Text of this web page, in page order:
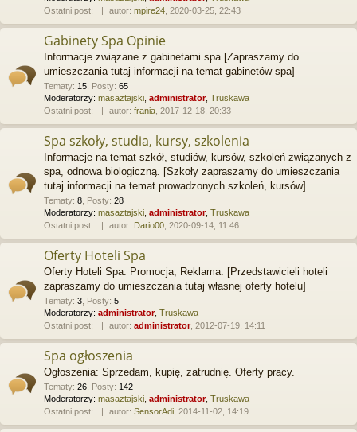
Ostatni post:
autor: mpire24 , 2020-03-25, 22:43
Gabinety Spa Opinie
Informacje związane z gabinetami spa.[Zapraszamy do
umieszczania tutaj informacji na temat gabinetów spa]
Tematy: 15 Posty: 65
Moderatorzy: masaztajski administrator, Truskawa
Ostatni post:
autor: frania , 2017-12-18, 20:33
Spa szkoły, studia, kursy, szkolenia
Informacje na temat szkół, studiów, kursów, szkoleń związanych z
spa, odnowa biologiczną. [Szkoły zapraszamy do umieszczania
tutaj informacji na temat prowadzonych szkoleń, kursów]
Tematy: 8 Posty: 28
Moderatorzy: masaztajski administrator, Truskawa
Ostatni post:
autor: Dario00 , 2020-09-14, 11:46
Oferty Hoteli Spa
Oferty Hoteli Spa. Promocja, Reklama. [Przedstawicieli hoteli
zapraszamy do umieszczania tutaj własnej oferty hotelu]
Tematy: 3 Posty: 5
Moderatorzy: administrator, Truskawa
Ostatni post:
autor: administrator, 2012-07-19, 14:11
Spa ogłoszenia
Ogłoszenia: Sprzedam, kupię, zatrudnię. Oferty pracy.
Tematy: 26 Posty: 142
Moderatorzy: masaztajski administrator, Truskawa
Ostatni post:
autor: SensorAdi , 2014-11-02, 14:19